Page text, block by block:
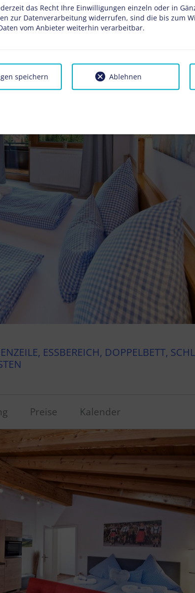
RICHTUNG OBERSTAUFEN
ESSBEREICH, DOPPELBETT,
Preise Kalender
das Recht Ihre Einwilligungen einzeln oder in
zur Datenverarbeitung widerrufen, sind die bis zum
vom Anbieter weiterhin verarbeitbar.
Ablehnen
speichern